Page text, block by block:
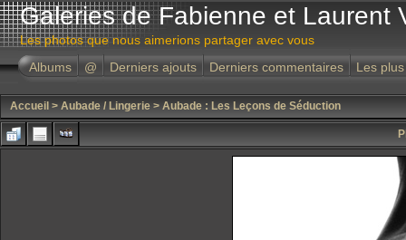
Galeries de Fabienne et Laurent
Les photos que nous aimerions partager avec vous
Albums
@ Derniers ajouts Derniers commentaires Les
Accueil > Aubade / Lingerie > Aubade : Les Leçons de Séduction